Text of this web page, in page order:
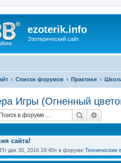
ezoterik.info
Эзотерический сайт
Список форумов Практики
Игры (Огненный
Поиск
сайта!
дек 30, 2016 19:40» в форуме Технические